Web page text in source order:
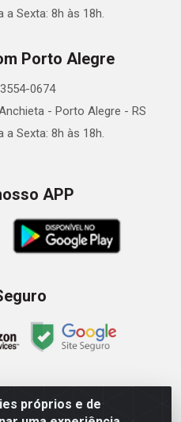
próprios e de
a Sexta: 8h às 18h.
Porto Alegre
0674
- Porto Alegre - RS
a Sexta: 8h às 18h.
APP
- Av. Senador Queiróz, 274